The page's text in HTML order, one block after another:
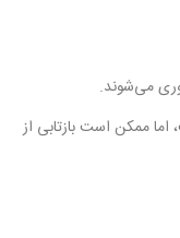
می‌شوند.
ممکن است بازتابی از